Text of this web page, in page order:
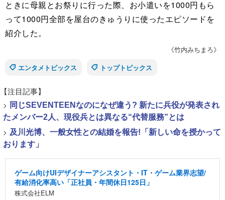
ときに母親とお祭りに行った際、お小遣いを1000円もら
って1000円全部を屋台のきゅうりに使ったエピソードを
紹介した。
《竹内みちまろ》
エンタメトピックス
トップトピックス
【注目記事】
> 同じSEVENTEENなのになぜ違う? 新たに兵役が発表され
たメンバー2人、現役兵とは異なる“代替服務”とは
> 及川光博、一般女性との結婚を報告!「新しい命を授かって
おります」
ゲーム向けUIデザイナーアシスタント・IT・ゲーム業界志望/
有給消化率高い「正社員・年間休日125日」
株式会社ELM